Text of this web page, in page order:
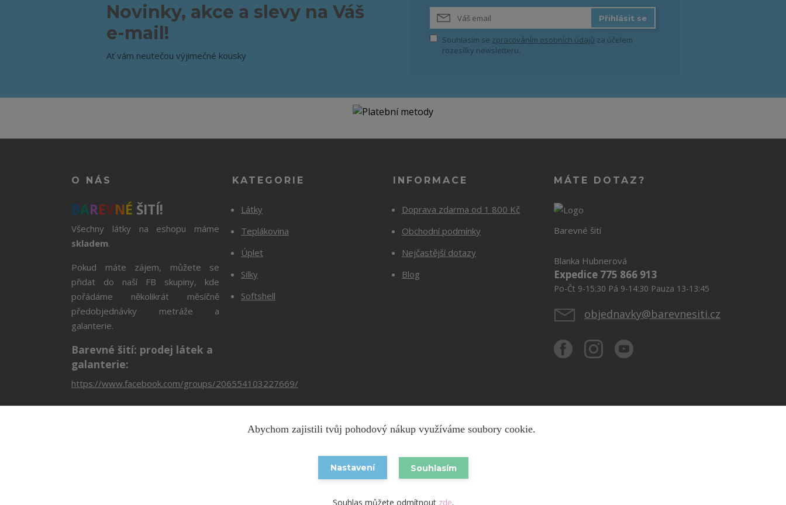
Novinky, akce a slevy na Váš
e-mail!
Ať vám neutečou výjimečné kousky
Přihlásit se
Souhlasím se zpracováním osobních údajů za účelem
rozesílky newsletteru.
O NÁS
BAREVNÉ ŠITÍ!
Všechny látky na eshopu máme
skladem.
Pokud máte zájem, můžete se
přidat do naší FB skupiny, kde
pořádáme několikrát měsíčně
předobjednávky metráže a
galanterie.
Barevné šití: prodej látek a
galanterie:
https://www.facebook.com/groups/206554103227669/
KATEGORIE
Látky
Teplákovina
Úplet
Silky
Softshell
INFORMACE
Doprava zdarma od 1 800 Kč
Obchodní podmínky
Nejčastější dotazy
Blog
MÁTE DOTAZ?
Barevné šití
Blanka Hubnerová
Expedice 775 866 913
Po-Čt 9-15:30 Pá 9-14:30 Pauza 13-13:45
objednavky@barevnesiti.cz
Copyright © 2026 Barevnesiti.cz
Vytvořeno na
Abychom zajistili tvůj pohodový nákup využíváme soubory cookie.
Nastavení Souhlasím
Souhlas můžete odmítnout zde.